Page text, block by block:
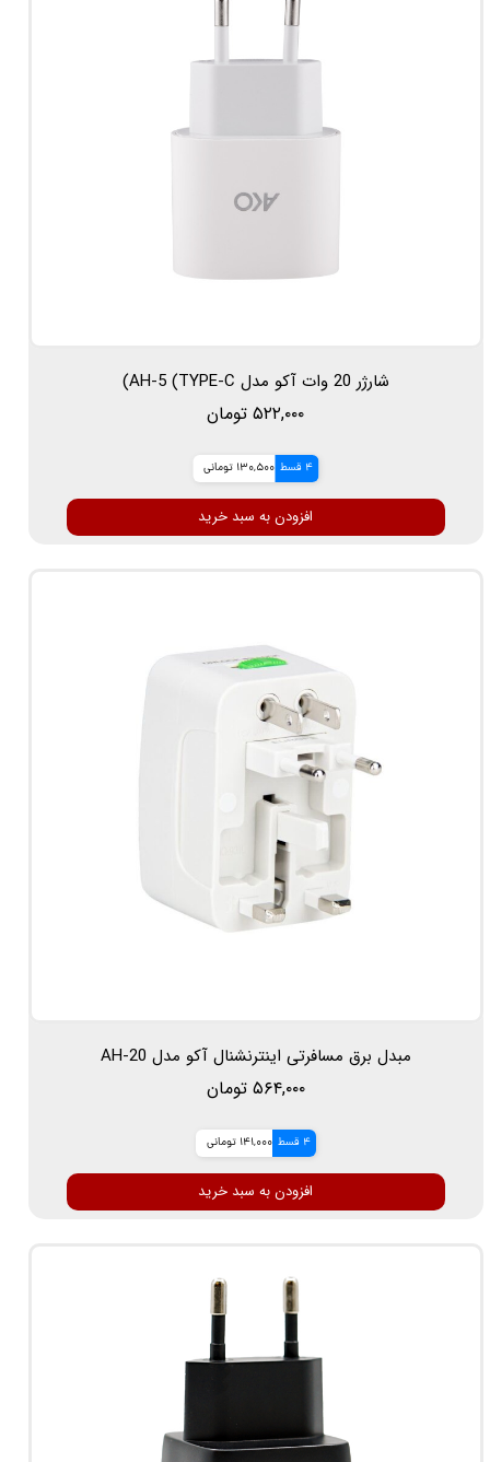
شارژر 20 وات آکو مدل AH-5 (TYPE-C)
۵۲۲,۰۰۰ تومان
4 قسط 130,500 تومانی
افزودن به سبد خرید
مبدل برق مسافرتی اینترنشنال آکو مدل AH-20
۵۶۴,۰۰۰ تومان
4 قسط 141,000 تومانی
افزودن به سبد خرید